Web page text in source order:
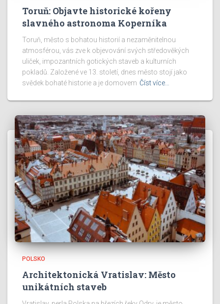
Toruň: Objavte historické kořeny
slavného astronoma Koperníka
Toruň, město s bohatou historií a nezaměnitelnou
atmosférou, vás zve k objevování svých středověkých
uliček, impozantních gotických staveb a kulturních
pokladů. Založené ve 13. století, dnes město stojí jako
svědek bohaté historie a je domovem Číst více…
POLSKO
Architektonická Vratislav: Město
unikátních staveb